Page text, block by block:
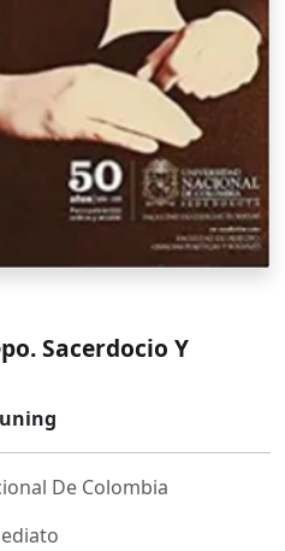
Sacerdocio Y
De Colombia